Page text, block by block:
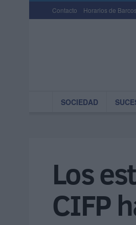
Contacto Horarios de
SOCIEDAD
Los
CIFP